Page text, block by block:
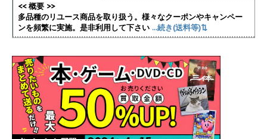
<< 概要 >>
多品種のリユース商品を取り扱う。様々なクーポンやキャンペー
ンを頻繁に実施。是非利用して下さい ...続き(送料等)⇅